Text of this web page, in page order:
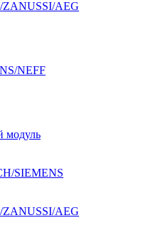
AEG
NEFF
модуль
SIEMENS
AEG